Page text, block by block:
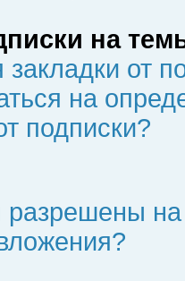
на
от
на
подписки?
разрешены